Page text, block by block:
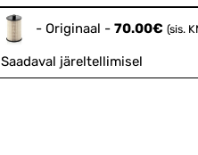
- Originaal - 70.00€ (sis.
Saadaval järeltellimisel